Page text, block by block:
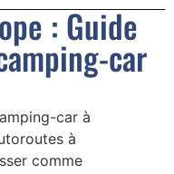
: Guide
car
car à
à
comme